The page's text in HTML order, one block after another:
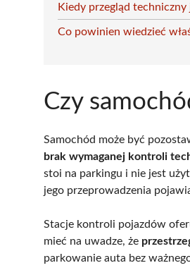
Kiedy przegląd
Co powinien wiedzieć
Czy
Samochód może być
brak wymaganej kontroli
stoi na parkingu i nie jest
jego przeprowadzenia
Stacje kontroli pojazdów
mieć na uwadze, że
parkowanie auta bez